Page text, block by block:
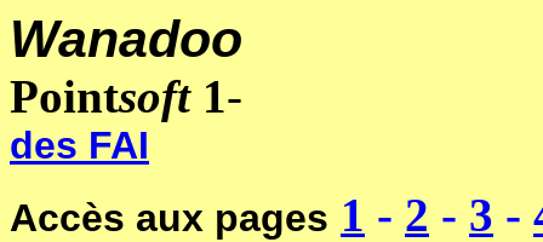
Wanadoo
Pointsoft 1-
des FAI
Accès aux pages 1 - 2 - 3 -